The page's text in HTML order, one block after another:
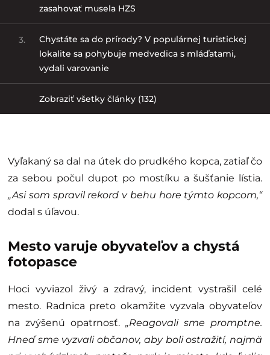
zasahovať musela HZS
3.
Chystáte sa do prírody? V populárnej turistickej
lokalite sa pohybuje medvedica s mláďatami,
vydali varovanie
Zobraziť všetky články (132)
Vyľakaný sa dal na útek do prudkého kopca, zatiaľ čo
za sebou počul dupot po mostíku a šušťanie lístia.
„Asi som spravil rekord v behu hore týmto kopcom,“
dodal s úľavou.
Mesto varuje obyvateľov a chystá
fotopasce
Hoci vyviazol živý a zdravý, incident vystrašil celé
mesto. Radnica preto okamžite vyzvala obyvateľov
na zvýšenú opatrnosť. „Reagovali sme promptne.
Hneď sme vyzvali občanov, aby boli ostražití, najmä